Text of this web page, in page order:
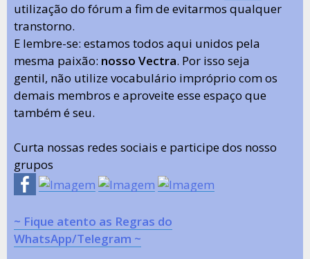
utilização do fórum a fim de evitarmos qualquer
transtorno.
E lembre-se: estamos todos aqui unidos pela
mesma paixão: nosso Vectra. Por isso seja
gentil, não utilize vocabulário impróprio com os
demais membros e aproveite esse espaço que
também é seu.
Curta nossas redes sociais e participe dos nosso
grupos
~ Fique atento as Regras do
WhatsApp/Telegram ~